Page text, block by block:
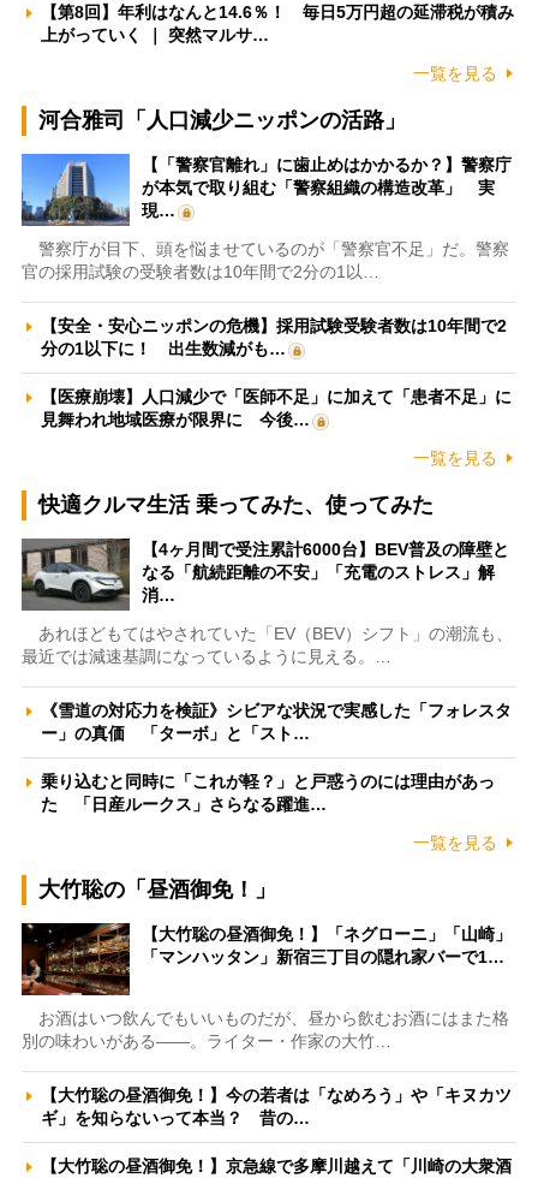
【第8回】年利はなんと14.6％！ 毎日5万円超の延滞税が積み
上がっていく ｜ 突然マルサ…
一覧を見る
河合雅司「人口減少ニッポンの活路」
【「警察官離れ」に歯止めはかかるか？】警察庁
が本気で取り組む「警察組織の構造改革」 実
現…
警察庁が目下、頭を悩ませているのが「警察官不足」だ。警察
官の採用試験の受験者数は10年間で2分の1以…
【安全・安心ニッポンの危機】採用試験受験者数は10年間で2
分の1以下に！ 出生数減がも…
【医療崩壊】人口減少で「医師不足」に加えて「患者不足」に
見舞われ地域医療が限界に 今後…
一覧を見る
快適クルマ生活 乗ってみた、使ってみた
【4ヶ月間で受注累計6000台】BEV普及の障壁と
なる「航続距離の不安」「充電のストレス」解
消…
あれほどもてはやされていた「EV（BEV）シフト」の潮流も、
最近では減速基調になっているように見える。…
《雪道の対応力を検証》シビアな状況で実感した「フォレスタ
ー」の真価 「ターボ」と「スト…
乗り込むと同時に「これが軽？」と戸惑うのには理由があっ
た 「日産ルークス」さらなる躍進…
一覧を見る
大竹聡の「昼酒御免！」
【大竹聡の昼酒御免！】「ネグローニ」「山崎」
「マンハッタン」新宿三丁目の隠れ家バーで1…
お酒はいつ飲んでもいいものだが、昼から飲むお酒にはまた格
別の味わいがある――。ライター・作家の大竹…
【大竹聡の昼酒御免！】今の若者は「なめろう」や「キヌカツ
ギ」を知らないって本当？ 昔の…
【大竹聡の昼酒御免！】京急線で多摩川越えて「川崎の大衆酒